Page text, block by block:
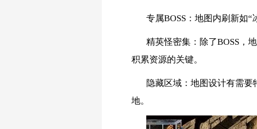
专属BOSS：地图内刷新如“
精英怪密集：除了BOSS，
积累资源的关键。
隐藏区域：地图设计有需
地。